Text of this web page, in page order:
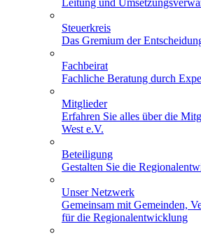
Leitung und
Steuerkreis
Das Gremium der
Fachbeirat
Fachliche Beratung durch
Mitglieder
Erfahren Sie alles über die
West e.V.
Beteiligung
Gestalten Sie die
Unser Netzwerk
Gemeinsam mit Gemeinden,
für die Regionalentwicklung